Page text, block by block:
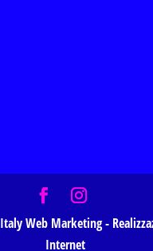
Italy Web Marketing -
Internet